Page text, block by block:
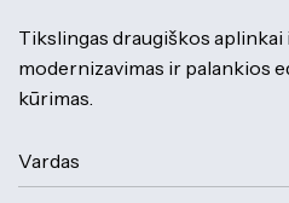
Tikslingas draugiškos
modernizavimas ir palankios
kūrimas.